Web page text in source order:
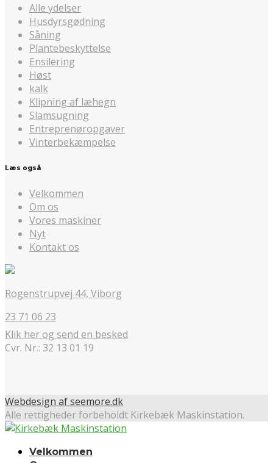
Alle ydelser
Husdyrsgødning
Såning
Plantebeskyttelse
Ensilering
Høst
kalk
Klipning af læhegn
Slamsugning
Entreprenøropgaver
Vinterbekæmpelse
Læs også
Velkommen
Om os
Vores maskiner
Nyt
Kontakt os
Rogenstrupvej 44, Viborg
23 71 06 23
Klik her og send en besked
Cvr. Nr.: 32 13 01 19
Webdesign af seemore.dk
Alle rettigheder forbeholdt Kirkebæk Maskinstation.
Velkommen